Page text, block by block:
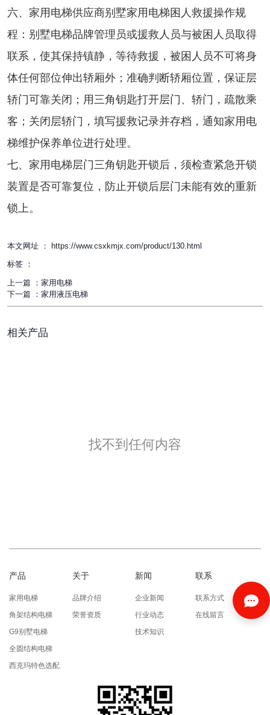
六、家用电梯供应商别墅家用电梯困人救援操作规
程：别墅电梯品牌管理员或援救人员与被困人员取得
联系，使其保持镇静，等待救援，被困人员不可将身
体任何部位伸出轿厢外；准确判断轿厢位置，保证层
轿门可靠关闭；用三角钥匙打开层门、轿门，疏散乘
客；关闭层轿门，填写援救记录并存档，通知家用电
梯维护保养单位进行处理。
七、家用电梯层门三角钥匙开锁后，须检查紧急开锁
装置是否可靠复位，防止开锁后层门未能有效的重新
锁上。
本文网址 ： https://www.csxkmjx.com/product/130.html
标签 ：
上一篇 ： 家用电梯
下一篇 ： 家用液压电梯
相关产品
找不到任何内容
产品
家用电梯
角架结构电梯
G9别墅电梯
全圆结构电梯
西克玛特色选配
关于
品牌介绍
荣誉资质
新闻
企业新闻
行业动态
技术知识
联系
联系方式
在线留言